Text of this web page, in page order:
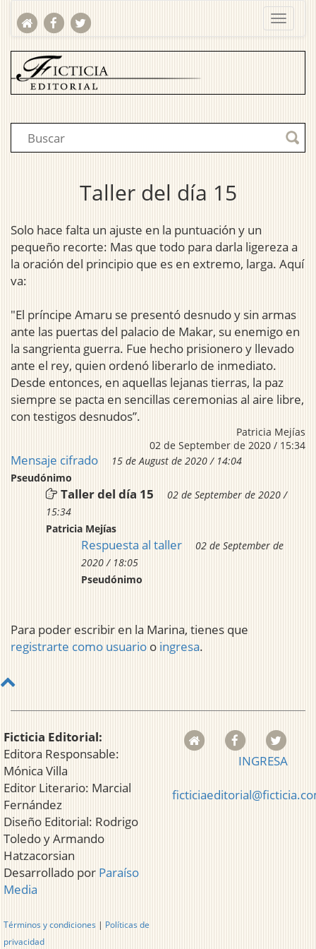
Taller del día 15
Solo hace falta un ajuste en la puntuación y un
pequeño recorte: Mas que todo para darla ligereza a
la oración del principio que es en extremo, larga. Aquí
va:
"El príncipe Amaru se presentó desnudo y sin armas
ante las puertas del palacio de Makar, su enemigo en
la sangrienta guerra. Fue hecho prisionero y llevado
ante el rey, quien ordenó liberarlo de inmediato.
Desde entonces, en aquellas lejanas tierras, la paz
siempre se pacta en sencillas ceremonias al aire libre,
con testigos desnudos”.
Patricia Mejías
02 de September de 2020 / 15:34
Mensaje cifrado
15 de August de 2020 / 14:04
Pseudónimo
Taller del día 15
02 de September de 2020 /
15:34
Patricia Mejías
Respuesta al taller
02 de September de
2020 / 18:05
Pseudónimo
Para poder escribir en la Marina, tienes que
registrarte como usuario o ingresa.
Ficticia Editorial:
Editora Responsable:
Mónica Villa
Editor Literario: Marcial
Fernández
Diseño Editorial: Rodrigo
Toledo y Armando
Hatzacorsian
Desarrollado por Paraíso
Media
Términos y condiciones | Políticas de
privacidad
INGRESA